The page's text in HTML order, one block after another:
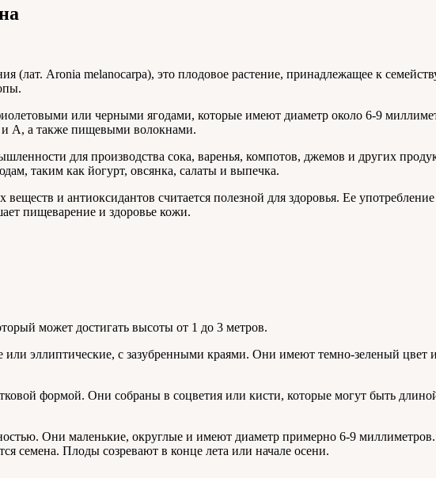
(лат. Aronia melanocarpa), это плодовое растение, принадлежащее к
или черными ягодами, которые имеют диаметр около 6-9
А, а также пищевыми волокнами.
для производства сока, варенья, компотов, джемов и других
таким как йогурт, овсянка, салаты и выпечка.
веществ и антиоксидантов считается полезной для здоровья. Ее
пищеварение и здоровье кожи.
может достигать высоты от 1 до 3 метров.
эллиптические, с зазубренными краями. Они имеют темно-зеленый цвет
формой. Они собраны в соцветия или кисти, которые могут быть
Они маленькие, округлые и имеют диаметр примерно 6-9
семена. Плоды созревают в конце лета или начале осени.